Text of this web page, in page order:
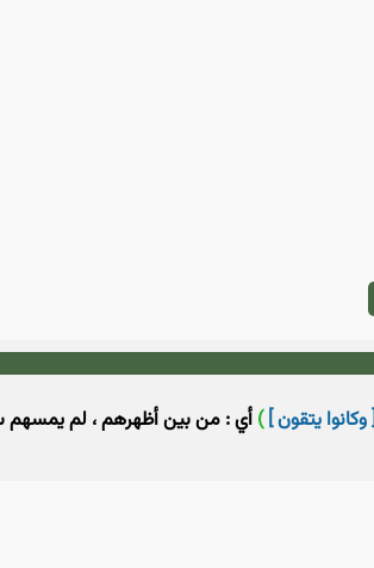
وكانوا يتقون ]) أي : من بين أظهرهم ، لم يمسهم